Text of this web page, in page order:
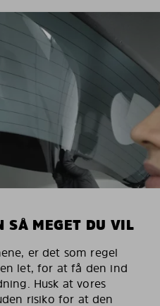
MEGET DU VIL
er det som regel
let, for at få den ind
Husk at vores
risiko for at den